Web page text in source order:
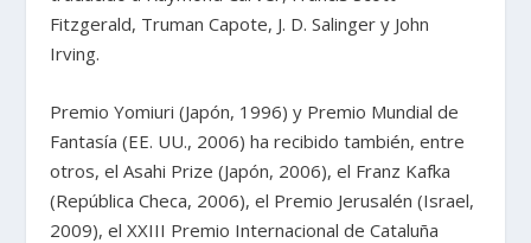
Fitzgerald, Truman Capote, J. D. Salinger y John
Irving.
Premio Yomiuri (Japón, 1996) y Premio Mundial de
Fantasía (EE. UU., 2006) ha recibido también, entre
otros, el Asahi Prize (Japón, 2006), el Franz Kafka
(República Checa, 2006), el Premio Jerusalén (Israel,
2009), el XXIII Premio Internacional de Cataluña